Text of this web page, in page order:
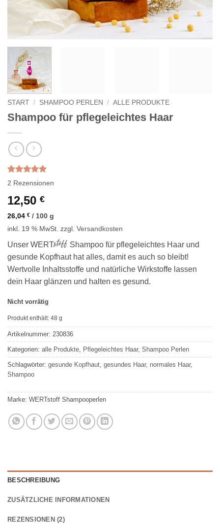
START / SHAMPOO PERLEN / ALLE PRODUKTE
Shampoo für pflegeleichtes Haar
Bewertet
von 5,
basierend
auf
2
Kundenbewertungen
2 Rezensionen
12,50 €
26,04 € / 100 g
inkl. 19 % MwSt. zzgl. Versandkosten
Unser WERTstoff Shampoo für pflegeleichtes Haar und
gesunde Kopfhaut hat alles, damit es auch so bleibt!
Wertvolle Inhaltsstoffe und natürliche Wirkstoffe lassen
dein Haar glänzen und halten es gesund.
Nicht vorrätig
Produkt enthält: 48 g
Artikelnummer: 230836
Kategorien: alle Produkte Pflegeleichtes Haar, Shampoo Perlen
Schlagwörter: gesunde Kopfhaut gesundes Haar, normales Haar,
Shampoo
Marke: WERTstoff Shampooperlen
BESCHREIBUNG
ZUSÄTZLICHE INFORMATIONEN
REZENSIONEN (2)